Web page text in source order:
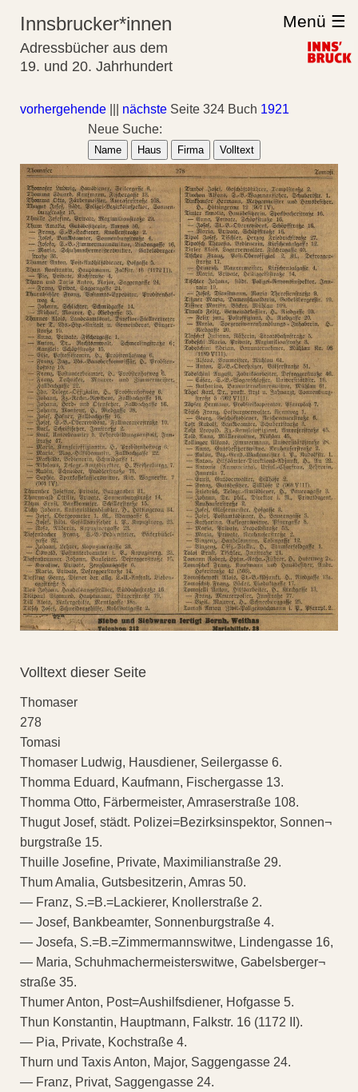
Innsbrucker*innen
Adressbücher aus dem
19. und 20. Jahrhundert
Menü ☰
vorhergehende nächste Seite 324 Buch 1921
Neue Suche:
Name Haus Firma Volltext
Volltext dieser Seite
Thomaser
278
Tomasi
Thomaser Ludwig, Hausdiener, Seilergasse 6.
Thomma Eduard, Kaufmann, Fischergasse 13.
Thomma Otto, Färbermeister, Amraserstraße 108.
Thugut Josef, städt. Polizei=Bezirksinspektor, Sonnen¬
burgstraße 15.
Thuille Josefine, Private, Maximilianstraße 29.
Thum Amalia, Gutsbesitzerin, Amras 50.
— Franz, S.=B.=Lackierer, Knollerstraße 2.
— Josef, Bankbeamter, Sonnenburgstraße 4.
— Josefa, S.=B.=Zimmermannswitwe, Lindengasse 16,
— Maria, Schuhmachermeisterswitwe, Gabelsberger¬
straße 35.
Thumer Anton, Post=Aushilfsdiener, Hofgasse 5.
Thun Konstantin, Hauptmann, Falkstr. 16 (1172 II).
— Pia, Private, Kochstraße 4.
Thurn und Taxis Anton, Major, Saggengasse 24.
— Franz, Privat, Saggengasse 24.